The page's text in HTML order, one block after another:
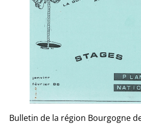
Bulletin de la région Bourgogne